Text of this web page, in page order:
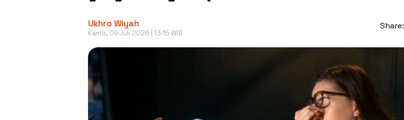
Ukhro Wiyah
Kamis, 09 Juli 2026 | 13:15 WIB
Share: